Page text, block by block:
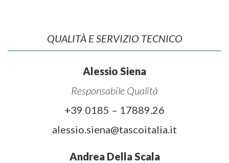
QUALITÀ E SERVIZIO TECNICO
Alessio Siena
Responsabile Qualità
+39 0185 – 17889.26
alessio.siena@tascoitalia.it
Andrea Della Scala